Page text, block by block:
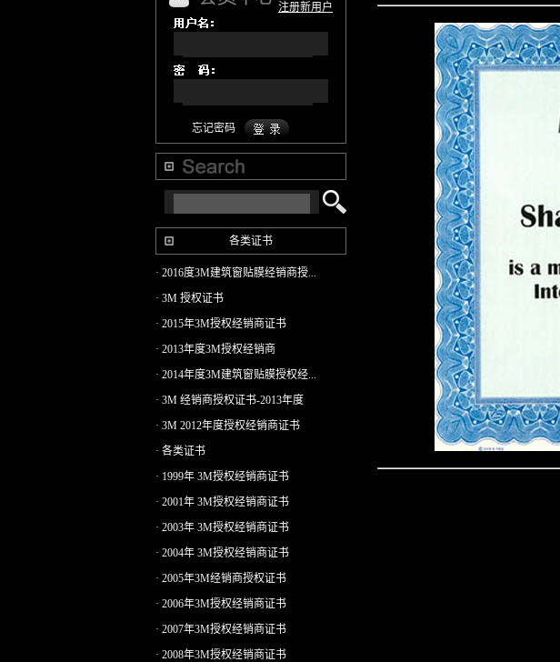
注册新用户
忘记密码
各类证书
· 2016度3M建筑窗贴膜经销商授...
· 3M 授权证书
· 2015年3M授权经销商证书
· 2013年度3M授权经销商
· 2014年度3M建筑窗贴膜授权经...
· 3M 经销商授权证书-2013年度
· 3M 2012年度授权经销商证书
· 各类证书
· 1999年 3M授权经销商证书
· 2001年 3M授权经销商证书
· 2003年 3M授权经销商证书
· 2004年 3M授权经销商证书
· 2005年3M经销商授权证书
· 2006年3M授权经销商证书
· 2007年3M授权经销商证书
· 2008年3M授权经销商证书